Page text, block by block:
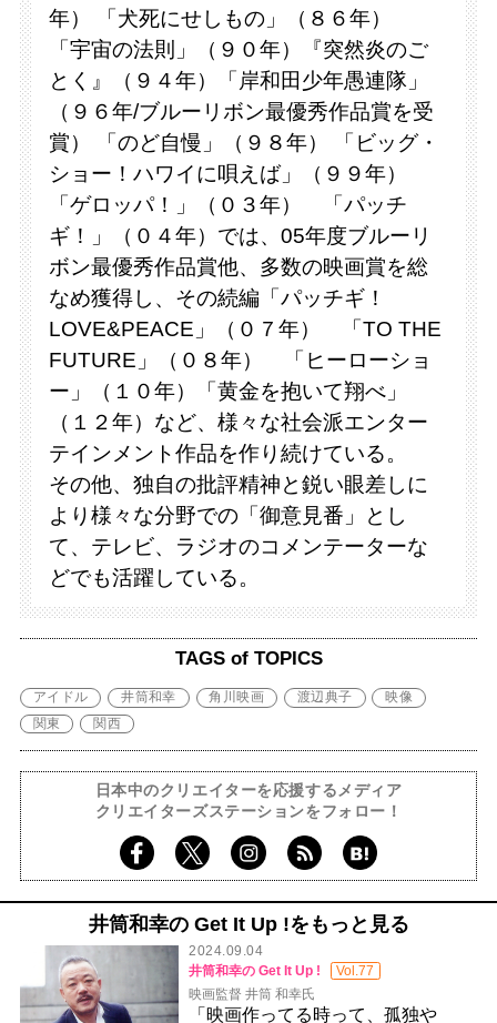
年） 「犬死にせしもの」（８６年）
「宇宙の法則」（９０年）『突然炎のご
とく』（９４年）「岸和田少年愚連隊」
（９６年/ブルーリボン最優秀作品賞を受
賞） 「のど自慢」（９８年） 「ビッグ・
ショー！ハワイに唄えば」（９９年）
「ゲロッパ！」（０３年） 「パッチ
ギ！」（０４年）では、05年度ブルーリ
ボン最優秀作品賞他、多数の映画賞を総
なめ獲得し、その続編「パッチギ！
LOVE&PEACE」（０７年） 「TO THE
FUTURE」（０８年） 「ヒーローショ
ー」（１０年）「黄金を抱いて翔べ」
（１２年）など、様々な社会派エンター
テインメント作品を作り続けている。
その他、独自の批評精神と鋭い眼差しに
より様々な分野での「御意見番」とし
て、テレビ、ラジオのコメンテーターな
どでも活躍している。
TAGS of TOPICS
アイドル 井筒和幸 角川映画 渡辺典子
映像
関東
関西
日本中のクリエイターを応援するメディア
クリエイターズステーションをフォロー！
井筒和幸の Get It Up !をもっと見る
2024.09.04
井筒和幸の Get It Up !
Vol.77
映画監督 井筒 和幸氏
「映画作ってる時って、孤独や